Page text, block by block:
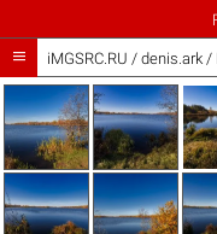
 iMGSRC.RU / denis.ark/